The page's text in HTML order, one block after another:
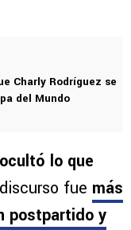
Charly Rodríguez se
del Mundo
lo que
fue más
postpartido y